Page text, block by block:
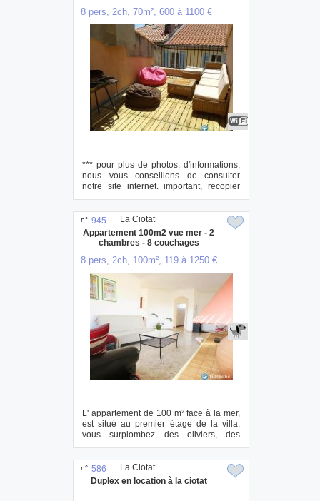
8 pers, 2ch, 70m², 600 à 1100 €
*** pour plus de photos, d'informations,
nous vous conseillons de consulter
notre site internet. important, recopier
l'a...
n° 945
Appartement 100m2 vue mer - 2
chambres - 8 couchages
8 pers, 2ch, 100m², 119 à 1250 €
L' appartement de 100 m² face à la mer,
est situé au premier étage de la villa.
vous surplombez des oliviers, des
odeurs...
La Ciotat
n° 586
Duplex en location à la ciotat
La Ciotat